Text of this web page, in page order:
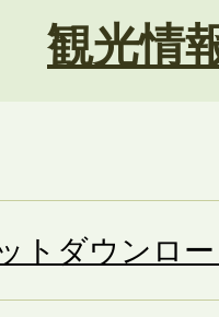
観光情
トダウンロ